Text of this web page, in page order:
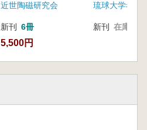
近世陶磁研究会
新刊 6冊
5,500円
琉球大学考古
新刊 在庫なし